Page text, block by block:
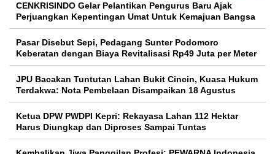
CENKRISINDO Gelar Pelantikan Pengurus Baru Ajak
Perjuangkan Kepentingan Umat Untuk Kemajuan Bangsa
Pasar Disebut Sepi, Pedagang Sunter Podomoro
Keberatan dengan Biaya Revitalisasi Rp49 Juta per Meter
JPU Bacakan Tuntutan Lahan Bukit Cincin, Kuasa Hukum
Terdakwa: Nota Pembelaan Disampaikan 18 Agustus
Ketua DPW PWDPI Kepri: Rekayasa Lahan 112 Hektar
Harus Diungkap dan Diproses Sampai Tuntas